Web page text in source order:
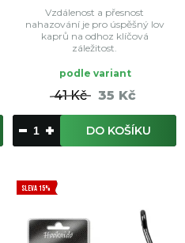
Vzdálenost a přesnost
nahazování je pro úspěšný lov
kaprů na odhoz klíčová
záležitost.
podle variant
41 Kč 35 Kč
DO KOŠÍKU
SLEVA 15%